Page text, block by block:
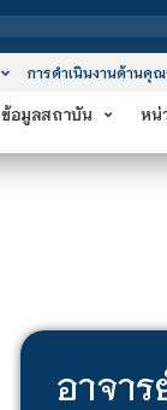
การดำเนินงานด้านคุ
ข้อมูลสถาบัน หน่
อาจาร